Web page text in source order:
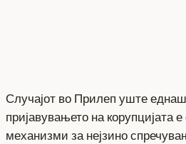
Случајот во Прилеп уште
пријавувањето на корупцијата
механизми за нејзино